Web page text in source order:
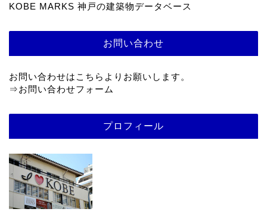
KOBE MARKS 神戸の建築物データベース
お問い合わせ
お問い合わせはこちらよりお願いします。
⇒お問い合わせフォーム
プロフィール